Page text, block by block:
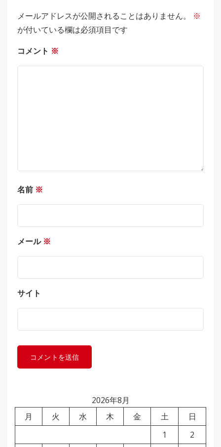
メールアドレスが公開されることはありません。
※
が付いている欄は必須項目です
コメント ※
名前 ※
メール ※
サイト
2026年8月
月
火 水 木 金 土
日
1
2